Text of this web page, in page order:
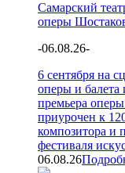
Самарский
оперы
-06.08.26-
6 сентября на
оперы и
премьера
приурочен к
композитора и
фестиваля
06.08.26